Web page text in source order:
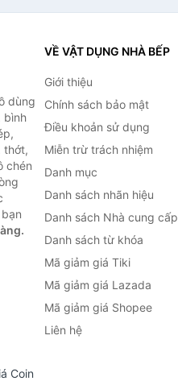
dùng
bình
thớt,
chén
VỀ VẬT DỤNG NHÀ BẾP
Giới thiệu
Chính sách bảo mật
Điều khoản sử dụng
Miễn trừ trách nhiệm
Danh mục
Danh sách nhãn hiệu
Danh sách Nhà cung cấp
Danh sách từ khóa
Mã giảm giá Tiki
Mã giảm giá Lazada
Mã giảm giá Shopee
Liên hệ
Coin